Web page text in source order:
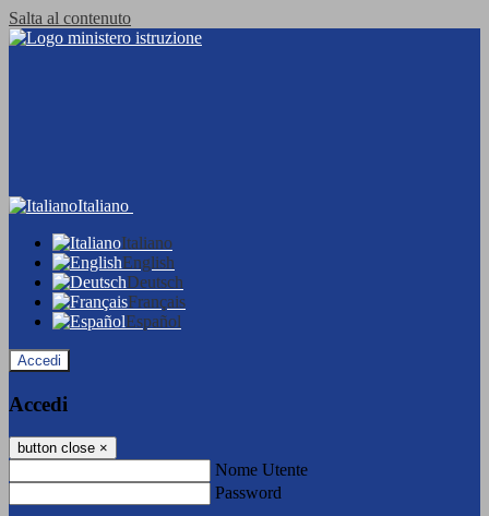
Salta al contenuto
Italiano
Italiano
English
Deutsch
Français
Español
Accedi
Accedi
button close ×
Nome Utente
Password